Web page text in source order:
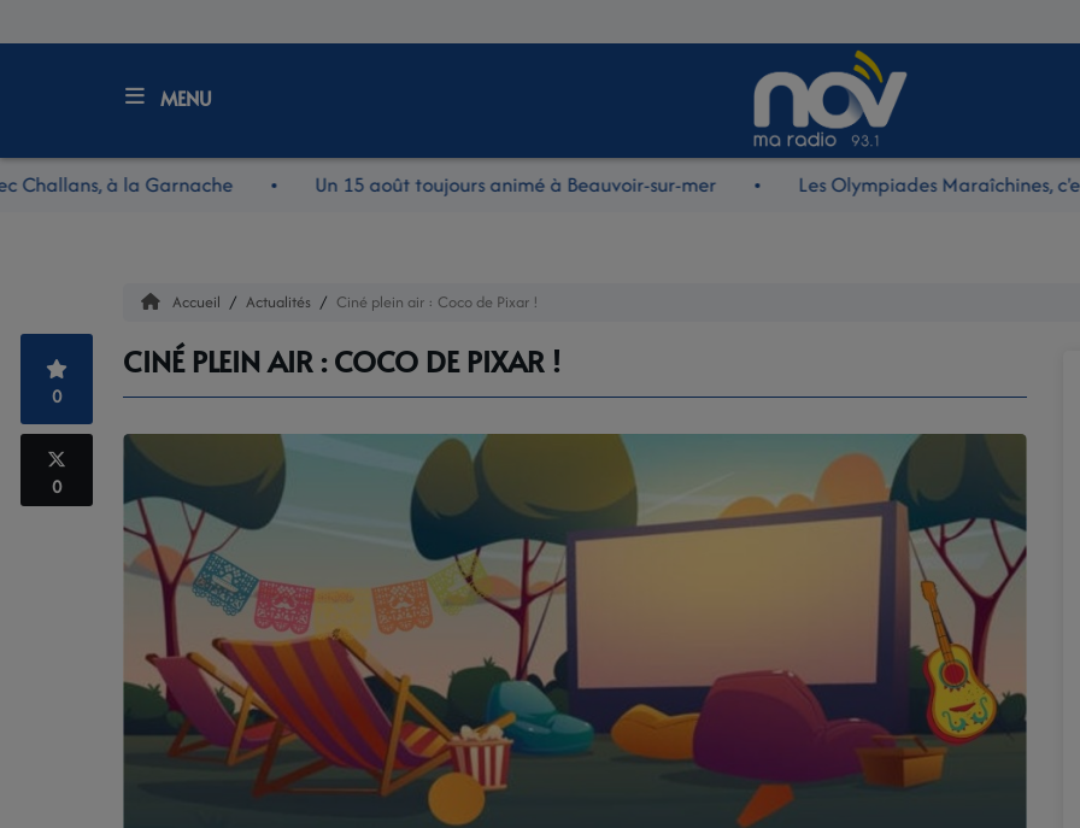
MENU
à la Garnache Un 15 août toujours animé à Beauvoir-sur-mer Les Olympiades Maraîchines, c'est
LES REPORTAGES
LES NOUVEAUTÉS NOV
LA RADIO
LES BÉNÉVOLES
LA GRILLE DES PROGRAMMES
LES TITRES DIFFUSES
Accueil Actualités Ciné plein air : Coco de Pixar !
CINÉ PLEIN AIR : COCO DE PIXAR !
0
0